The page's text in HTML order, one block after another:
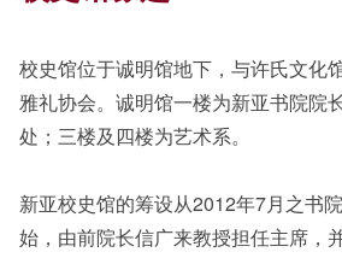
校史馆位于诚明馆地下，与许氏文化
雅礼协会。诚明馆一楼为新亚书院院
处；三楼及四楼为艺术系。
新亚校史馆的筹设从2012年7月之书
始，由前院长信广来教授担任主席，